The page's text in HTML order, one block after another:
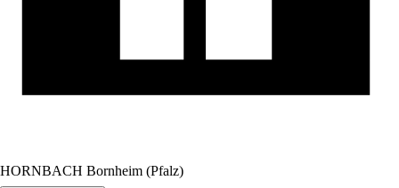
HORNBACH Bornheim (Pfalz)